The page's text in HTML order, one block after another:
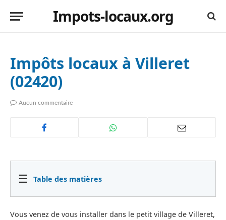
Impots-locaux.org
Impôts locaux à Villeret
(02420)
Aucun commentaire
☰ Table des matières
Vous venez de vous installer dans le petit village de Villeret,